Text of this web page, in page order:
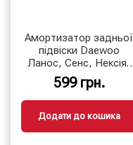
Амортизатор задньої
підвіски Daewoo
Ланос, Сенс, Нексія,
Opel Astra (F) 91′-98
(газомасляний)
599 грн.
Додати до кошика